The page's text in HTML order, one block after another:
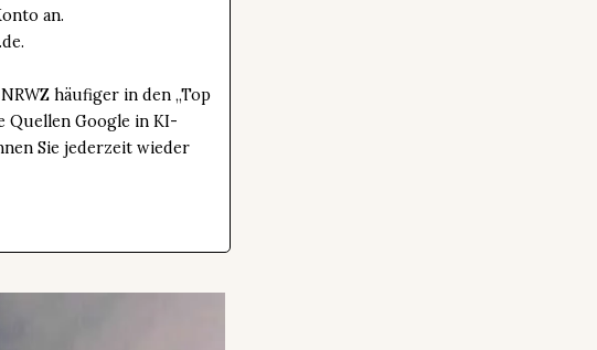
an.
häufiger in den „Top
Quellen Google in KI-
Sie jederzeit wieder